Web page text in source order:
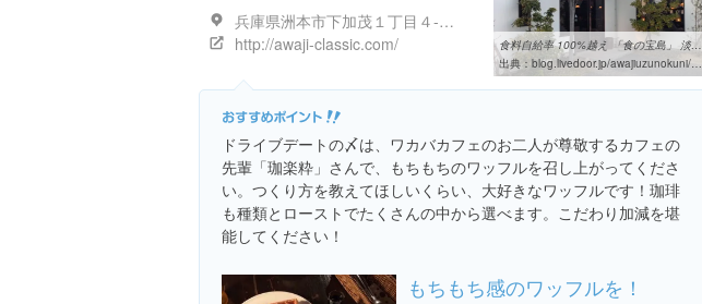
兵庫県洲本市下加茂１丁目４-５４
http://awaji-classic.com/
食料自給率 100%越え 「食の宝島」 淡路島から 島人（しまびと ...
出典： blog.livedoor.jp/awajiuzunokuni/archives/24252889.html
ドライブデートの〆は、ワカバカフェのお二人が尊敬するカフェの
先輩「珈楽粋」さんで、もちもちのワッフルを召し上がってくださ
い。つくり方を教えてほしいくらい、大好きなワッフルです！珈琲
も種類とローストでたくさんの中から選べます。こだわり加減を堪
能してください！
もちもち感のワッフルを！